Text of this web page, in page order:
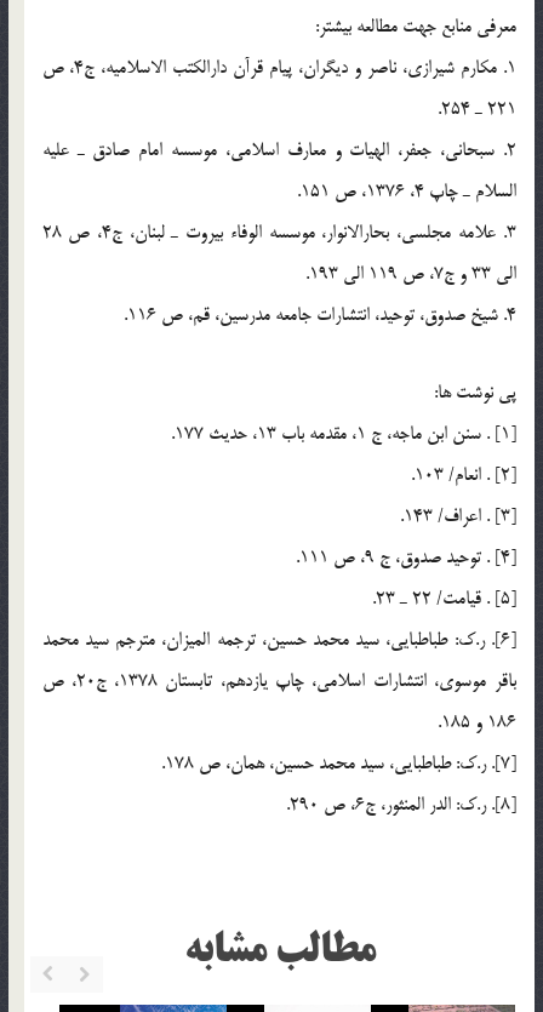
معرفي منابع جهت مطالعه بيشتر:
1. مکارم شيرازي، ناصر و ديگران، پيام قرآن دارالکتب الاسلاميه، ج4، ص
221 ـ 254.
2. سبحاني، جعفر، الهيات و معارف اسلامي، موسسه امام صادق ـ عليه
السلام ـ چاپ 4، 1376، ص 151.
3. علامه مجلسي، بحارالانوار، موسسه الوفاء بيروت ـ لبنان، ج4، ص 28
الي 33 و ج7، ص 119 الي 193.
4. شيخ صدوق، توحيد، انتشارات جامعه مدرسين، قم، ص 116.
پي نوشت ها:
[1] . سنن ابن ماجه، ج 1، مقدمه باب 13، حديث 177.
[2] . انعام/ 103.
[3] . اعراف/ 143.
[4] . توحيد صدوق، ج 9، ص 111.
[5] . قيامت/ 22 ـ 23.
[6]. ر.ک: طباطبايي، سيد محمد حسين، ترجمه الميزان، مترجم سيد محمد
باقر موسوي، انتشارات اسلامي، چاپ يازدهم، تابستان 1378، ج20، ص
186 و 185.
[7]. ر.ک: طباطبايي، سيد محمد حسين، همان، ص 178.
[8]. ر.ک: الدر المنثور، ج6، ص 290.
مطالب مشابه